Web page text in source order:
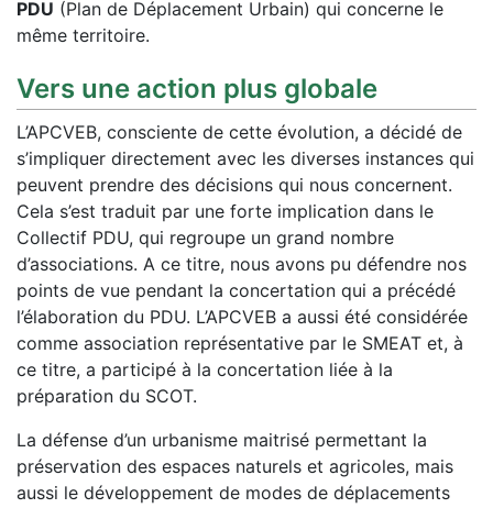
PDU (Plan de Déplacement Urbain) qui concerne le
même territoire.
Vers une action plus globale
L’APCVEB, consciente de cette évolution, a décidé de
s’impliquer directement avec les diverses instances qui
peuvent prendre des décisions qui nous concernent.
Cela s’est traduit par une forte implication dans le
Collectif PDU, qui regroupe un grand nombre
d’associations. A ce titre, nous avons pu défendre nos
points de vue pendant la concertation qui a précédé
l’élaboration du PDU. L’APCVEB a aussi été considérée
comme association représentative par le SMEAT et, à
ce titre, a participé à la concertation liée à la
préparation du SCOT.
La défense d’un urbanisme maitrisé permettant la
préservation des espaces naturels et agricoles, mais
aussi le développement de modes de déplacements